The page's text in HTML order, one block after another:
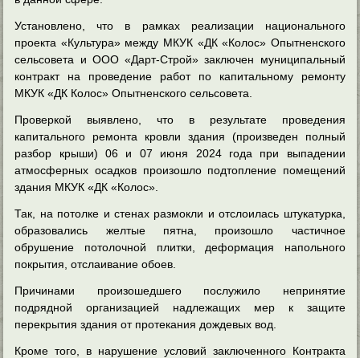
Установлено, что в рамках реализации национального
проекта «Культура» между МКУК «ДК «Колос» Опытненского
сельсовета и ООО «Дарт-Строй» заключен муниципальный
контракт на проведение работ по капитальному ремонту
МКУК «ДК Колос» Опытненского сельсовета.
Проверкой выявлено, что в результате проведения
капитального ремонта кровли здания (произведен полный
разбор крыши) 06 и 07 июня 2024 года при выпадении
атмосферных осадков произошло подтопление помещений
здания МКУК «ДК «Колос».
Так, на потолке и стенах размокли и отслоилась штукатурка,
образовались желтые пятна, произошло частичное
обрушение потолочной плитки, деформация напольного
покрытия, отслаивание обоев.
Причинами произошедшего послужило непринятие
подрядной организацией надлежащих мер к защите
перекрытия здания от протекания дождевых вод.
Кроме того, в нарушение условий заключенного Контракта